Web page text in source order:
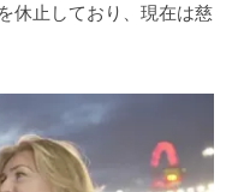
休止しており、現在は慈